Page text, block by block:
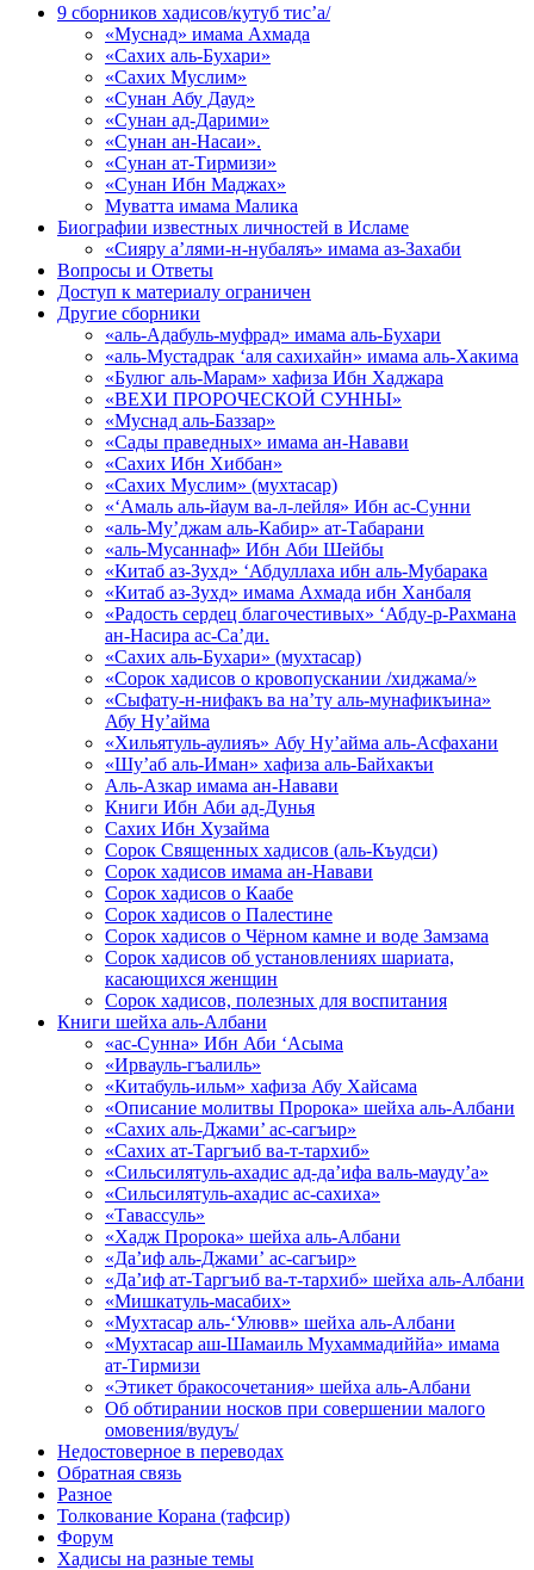
9 сборников хадисов/кутуб тис’а/
«Муснад» имама Ахмада
«Сахих аль-Бухари»
«Сахих Муслим»
«Сунан Абу Дауд»
«Сунан ад-Дарими»
«Сунан ан-Насаи».
«Сунан ат-Тирмизи»
«Сунан Ибн Маджах»
Муватта имама Малика
Биографии известных личностей в Исламе
«Сияру а’лями-н-нубаляъ» имама аз-Захаби
Вопросы и Ответы
Доступ к материалу ограничен
Другие сборники
«аль-Адабуль-муфрад» имама аль-Бухари
«аль-Мустадрак ‘аля сахихайн» имама аль-Хакима
«Булюг аль-Марам» хафиза Ибн Хаджара
«ВЕХИ ПРОРОЧЕСКОЙ СУННЫ»
«Муснад аль-Баззар»
«Сады праведных» имама ан-Навави
«Сахих Ибн Хиббан»
«Сахих Муслим» (мухтасар)
«‘Амаль аль-йаум ва-л-лейля» Ибн ас-Сунни
«аль-Му’джам аль-Кабир» ат-Табарани
«аль-Мусаннаф» Ибн Аби Шейбы
«Китаб аз-Зухд» ‘Абдуллаха ибн аль-Мубарака
«Китаб аз-Зухд» имама Ахмада ибн Ханбаля
«Радость сердец благочестивых» ‘Абду-р-Рахмана
ан-Насира ас-Са’ди.
«Сахих аль-Бухари» (мухтасар)
«Сорок хадисов о кровопускании /хиджама/»
«Сыфату-н-нифакъ ва на’ту аль-мунафикъина»
Абу Ну’айма
«Хильятуль-аулияъ» Абу Ну’айма аль-Асфахани
«Шу’аб аль-Иман» хафиза аль-Байхакъи
Аль-Азкар имама ан-Навави
Книги Ибн Аби ад-Дунья
Сахих Ибн Хузайма
Сорок Священных хадисов (аль-Къудси)
Сорок хадисов имама ан-Навави
Сорок хадисов о Каабе
Сорок хадисов о Палестине
Сорок хадисов о Чёрном камне и воде Замзама
Сорок хадисов об установлениях шариата,
касающихся женщин
Сорок хадисов, полезных для воспитания
Книги шейха аль-Албани
«ас-Сунна» Ибн Аби ‘Асыма
«Ирвауль-гъалиль»
«Китабуль-ильм» хафиза Абу Хайсама
«Описание молитвы Пророка» шейха аль-Албани
«Сахих аль-Джами’ ас-сагъир»
«Сахих ат-Таргъиб ва-т-тархиб»
«Сильсилятуль-ахадис ад-да’ифа валь-мауду’а»
«Сильсилятуль-ахадис ас-сахиха»
«Тавассуль»
«Хадж Пророка» шейха аль-Албани
«Да’иф аль-Джами’ ас-сагъир»
«Да’иф ат-Таргъиб ва-т-тархиб» шейха аль-Албани
«Мишкатуль-масабих»
«Мухтасар аль-‘Улювв» шейха аль-Албани
«Мухтасар аш-Шамаиль Мухаммадиййа» имама
ат-Тирмизи
«Этикет бракосочетания» шейха аль-Албани
Об обтирании носков при совершении малого
омовения/вудуъ/
Недостоверное в переводах
Обратная связь
Разное
Толкование Корана (тафсир)
Форум
Хадисы на разные темы